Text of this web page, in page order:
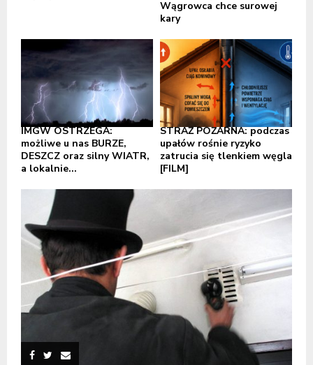
Wągrowca chce surowej
kary
IMGW OSTRZEGA:
możliwe u nas BURZE,
DESZCZ oraz silny WIATR,
a lokalnie...
STRAŻ POŻARNA: podczas
upałów rośnie ryzyko
zatrucia się tlenkiem węgla
[FILM]